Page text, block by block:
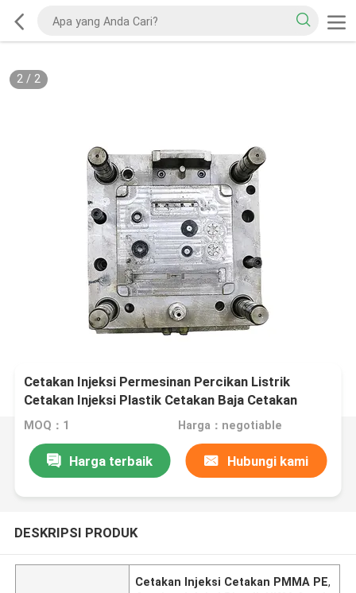
2/ 2
Cetakan Injeksi Permesinan Percikan Listrik
Cetakan Injeksi Plastik Cetakan Baja Cetakan
NK80
MOQ：1 Harga：negotiable
Harga terbaik Hubungi kami
DESKRIPSI PRODUK
Cetakan Injeksi Cetakan PMMA PE,